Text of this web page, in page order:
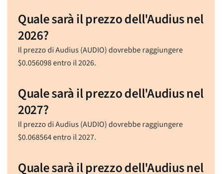
Quale sarà il prezzo dell'Audius nel
2026?
Il prezzo di Audius (AUDIO) dovrebbe raggiungere
$0.056098entro il 2026.
Quale sarà il prezzo dell'Audius nel
2027?
Il prezzo di Audius (AUDIO) dovrebbe raggiungere
$0.068564entro il 2027.
Quale sarà il prezzo dell'Audius nel